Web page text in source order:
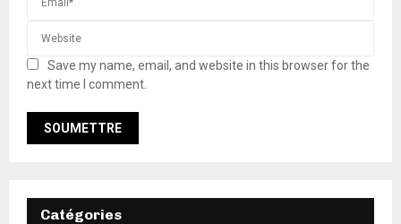
Save my name, email, and website in this browser for the
next time I comment.
Catégories